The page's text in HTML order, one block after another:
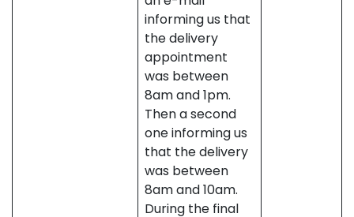
informing us that
the delivery
appointment
was between
8am and 1pm.
Then a second
one informing us
that the delivery
was between
8am and 10am.
During the final